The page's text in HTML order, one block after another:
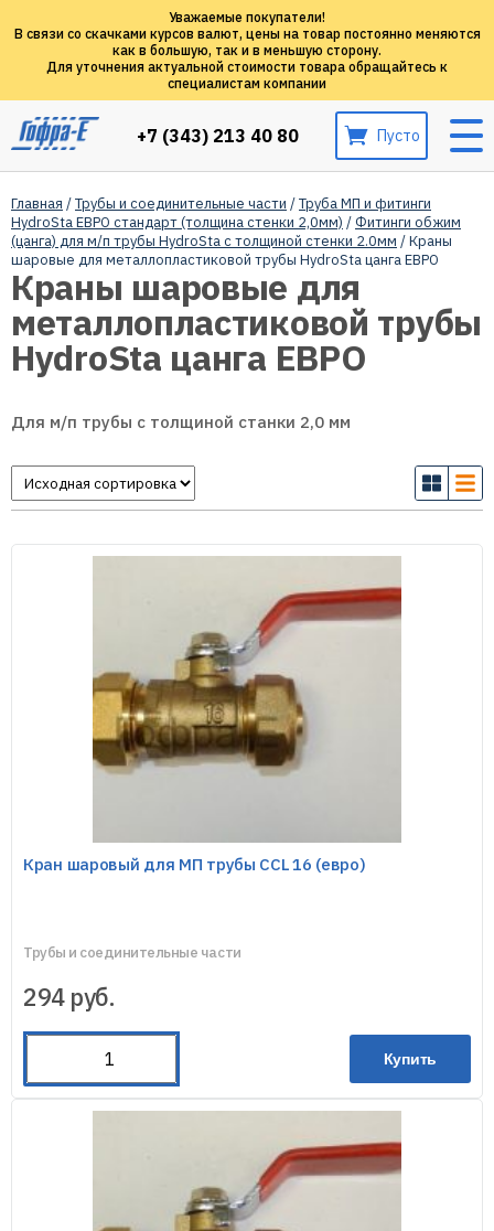
Уважаемые покупатели!
В связи со скачками курсов валют, цены на товар постоянно меняются
как в большую, так и в меньшую сторону.
Для уточнения актуальной стоимости товара обращайтесь к
специалистам компании
+7 (343) 213 40 80 Пусто
Главная /Трубы и соединительные части /Труба МП и фитинги
HydroSta ЕВРО стандарт (толщина стенки 2,0мм) / Фитинги обжим
(цанга) для м/п трубы HydroSta с толщиной стенки 2.0мм / Краны
шаровые для металлопластиковой трубы HydroSta цанга ЕВРО
Краны шаровые для
металлопластиковой трубы
HydroSta цанга ЕВРО
Для м/п трубы с толщиной станки 2,0 мм
Кран шаровый для МП трубы CCL 16 (евро)
Трубы и соединительные части
294 руб.
Купить